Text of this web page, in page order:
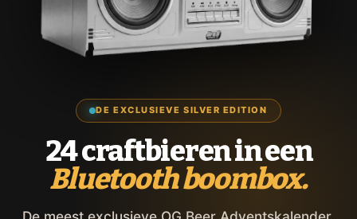
DE EXCLUSIEVE SILVER EDITION
24 craftbieren in een
Bluetooth boombox.